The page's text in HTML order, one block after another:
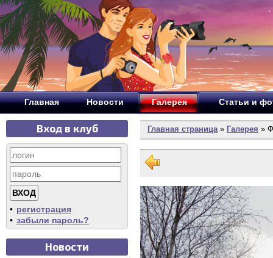
Главная Новости Галерея Статьи и
Вход в клуб
• регистрация
• забыли пароль?
Новости
Главная страница» Галерея »